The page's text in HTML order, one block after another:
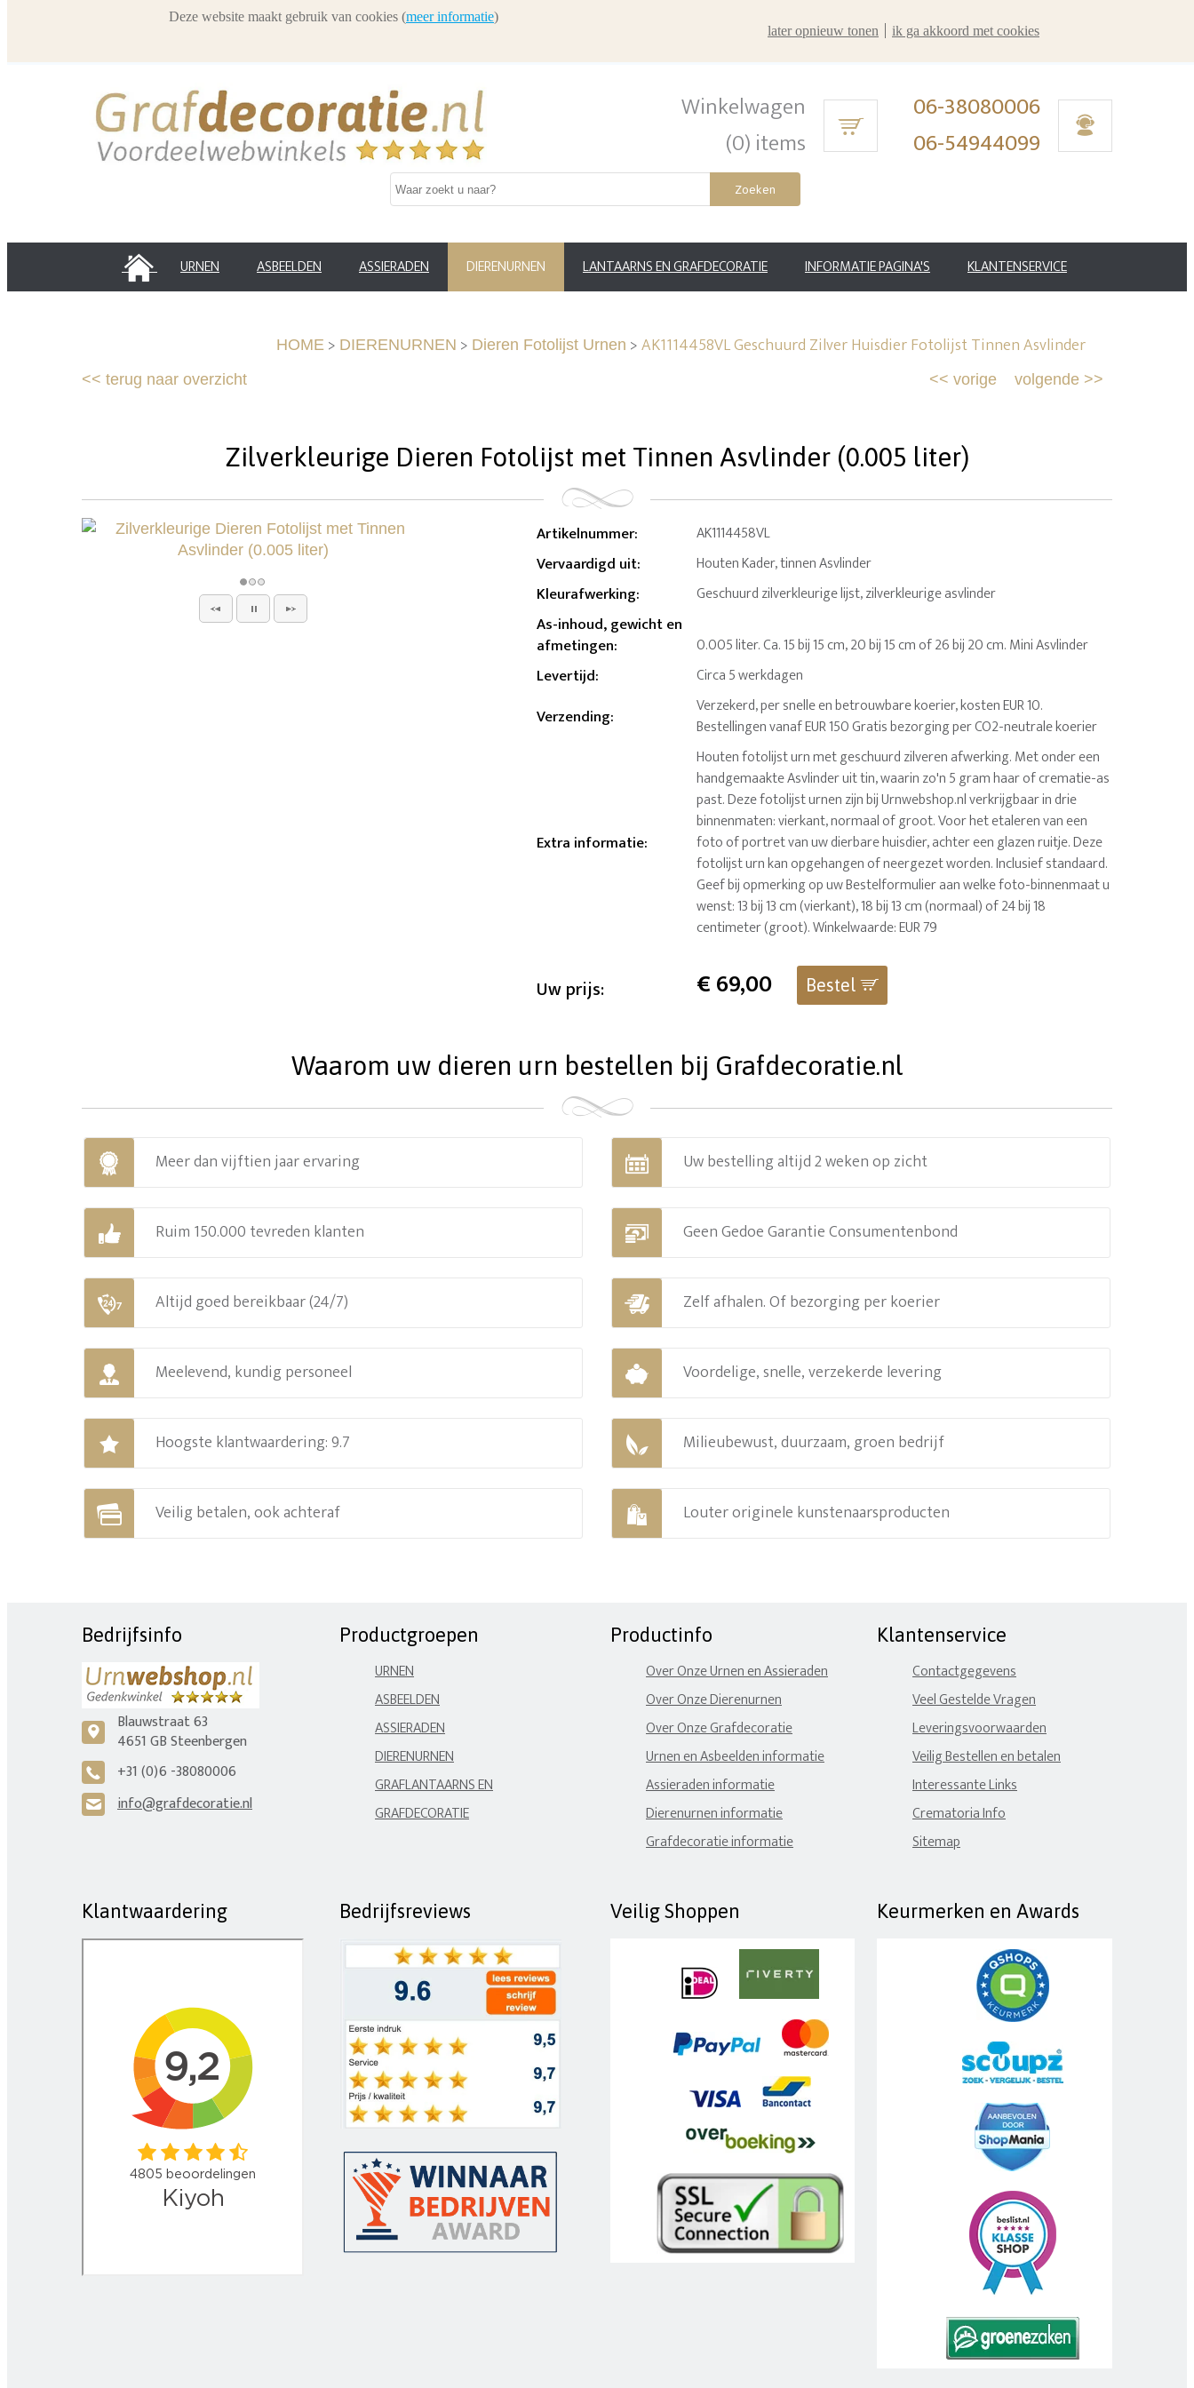
Winkelwagen
(0) items
06-38080006
06-54944099
Zoeken
HOME URNEN ASBEELDEN ASSIERADEN DIERENURNEN LANTAARNS EN GRAFDECORATIE INFORMATIE PAGINA'S KLANTENSERVICE
HOME > DIERENURNEN > Dieren Fotolijst Urnen >AK1114458VL Geschuurd Zilver Huisdier Fotolijst Tinnen Asvlinder
<< terug naar overzicht volgende >>
<< vorige
Zilverkleurige Dieren Fotolijst met Tinnen Asvlinder (0.005 liter)
Artikelnummer: AK1114458VL
Vervaardigd uit: Houten Kader, tinnen Asvlinder
Kleurafwerking: Geschuurd zilverkleurige lijst, zilverkleurige asvlinder
As-inhoud, gewicht en
afmetingen: 0.005 liter. Ca. 15 bij 15 cm, 20 bij 15 cm of 26 bij 20 cm. Mini Asvlinder
Levertijd: Circa 5 werkdagen
Verzending:
Verzekerd, per snelle en betrouwbare koerier, kosten EUR 10.
Bestellingen vanaf EUR 150 Gratis bezorging per CO2-neutrale koerier
Extra informatie:
Houten fotolijst urn met geschuurd zilveren afwerking. Met onder een
handgemaakte Asvlinder uit tin, waarin zo'n 5 gram haar of crematie-as
past. Deze fotolijst urnen zijn bij Urnwebshop.nl verkrijgbaar in drie
binnenmaten: vierkant, normaal of groot. Voor het etaleren van een
foto of portret van uw dierbare huisdier, achter een glazen ruitje. Deze
fotolijst urn kan opgehangen of neergezet worden. Inclusief standaard.
Geef bij opmerking op uw Bestelformulier aan welke foto-binnenmaat u
wenst: 13 bij 13 cm (vierkant), 18 bij 13 cm (normaal) of 24 bij 18
centimeter (groot). Winkelwaarde: EUR 79
Uw prijs: €69,00 Bestel
Waarom uw dieren urn bestellen bij Grafdecoratie.nl
Meer dan vijftien jaar ervaring Uw bestelling altijd 2 weken op zicht
Ruim 150.000 tevreden klanten Geen Gedoe Garantie Consumentenbond
Altijd goed bereikbaar (24/7) Zelf afhalen. Of bezorging per koerier
Meelevend, kundig personeel Voordelige, snelle, verzekerde levering
Hoogste klantwaardering: 9.7 Milieubewust, duurzaam, groen bedrijf
Veilig betalen, ook achteraf Louter originele kunstenaarsproducten
Bedrijfsinfo
c
Blauwstraat 63
4651 GB Steenbergen
A +31 (0)6 -38080006
H info@grafdecoratie.nl
Productgroepen
URNEN
ASBEELDEN
ASSIERADEN
DIERENURNEN
GRAFLANTAARNS EN
GRAFDECORATIE
Productinfo
Over Onze Urnen en Assieraden
Over Onze Dierenurnen
Over Onze Grafdecoratie
Urnen en Asbeelden informatie
Assieraden informatie
Dierenurnen informatie
Grafdecoratie informatie
Klantenservice
Contactgegevens
Veel Gestelde Vragen
Leveringsvoorwaarden
Veilig Bestellen en betalen
Interessante Links
Crematoria Info
Sitemap
Klantwaardering Bedrijfsreviews Veilig Shoppen Keurmerken en Awards
Deze website maakt gebruik van cookies (meer informatie)
later opnieuw tonen
ik ga akkoord met cookies